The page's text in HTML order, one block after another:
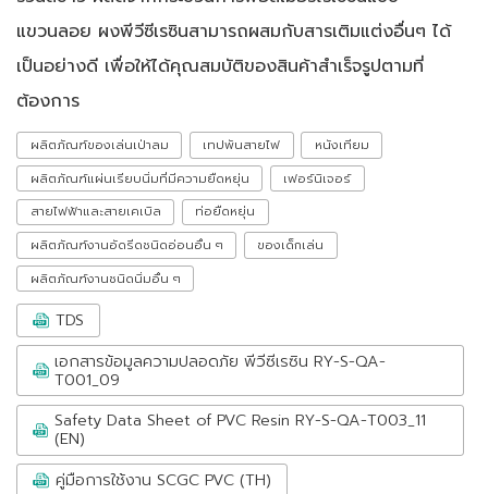
แขวนลอย ผงพีวีซีเรซินสามารถผสมกับสารเติมแต่งอื่นๆ ได้
เป็นอย่างดี เพื่อให้ได้คุณสมบัติของสินค้าสำเร็จรูปตามที่
ต้องการ
ผลิตภัณฑ์ของเล่นเป่าลม เทปพันสายไฟ
หนังเทียม
ผลิตภัณฑ์แผ่นเรียบนิ่มที่มีความยืดหยุ่น
เฟอร์นิเจอร์
สายไฟฟ้าและสายเคเบิล
ท่อยืดหยุ่น
ผลิตภัณฑ์งานอัดรีดชนิดอ่อนอื่น ๆ
ของเด็กเล่น
ผลิตภัณฑ์งานชนิดนิ่มอื่น ๆ
TDS
เอกสารข้อมูลความปลอดภัย พีวีซีเรซิน RY-S-QA-
T001_09
Safety Data Sheet of PVC Resin RY-S-QA-T003_11
(EN)
คู่มือการใช้งาน SCGC PVC (TH)